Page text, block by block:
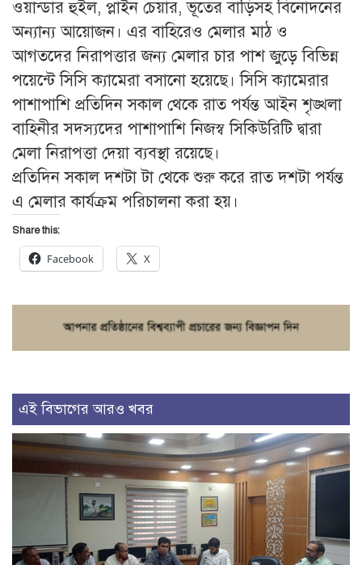
ওয়ান্ডার হুইল, প্লাইন চেয়ার, ভূতের বাড়িসহ বিনোদনের
অন্যান্য আয়োজন। এর বাহিরেও মেলার মাঠ ও
আগতদের নিরাপত্তার জন্য মেলার চার পাশ জুড়ে বিভিন্ন
পয়েন্টে সিসি ক্যামেরা বসানো হয়েছে। সিসি ক্যামেরার
পাশাপাশি প্রতিদিন সকাল থেকে রাত পর্যন্ত আইন শৃঙ্খলা
বাহিনীর সদস্যদের পাশাপাশি নিজস্ব সিকিউরিটি দ্বারা
মেলা নিরাপত্তা দেয়া ব্যবস্থা রয়েছে।
প্রতিদিন সকাল দশটা টা থেকে শুরু করে রাত দশটা পর্যন্ত
এ মেলার কার্যক্রম পরিচালনা করা হয়।
Share this:
Facebook X
এই বিভাগের আরও খবর